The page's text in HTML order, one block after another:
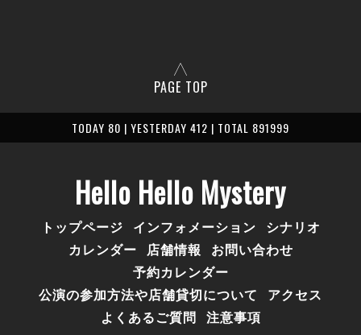
PAGE TOP
TODAY 80 | YESTERDAY 412 | TOTAL 891999
Hello Hello Mystery
トップページ インフォメーション シナリオ
カレンダー
店舗情報
お問い合わせ
予約カレンダー
公演の参加方法や店舗貸切について
アクセス
よくあるご質問 注意事項